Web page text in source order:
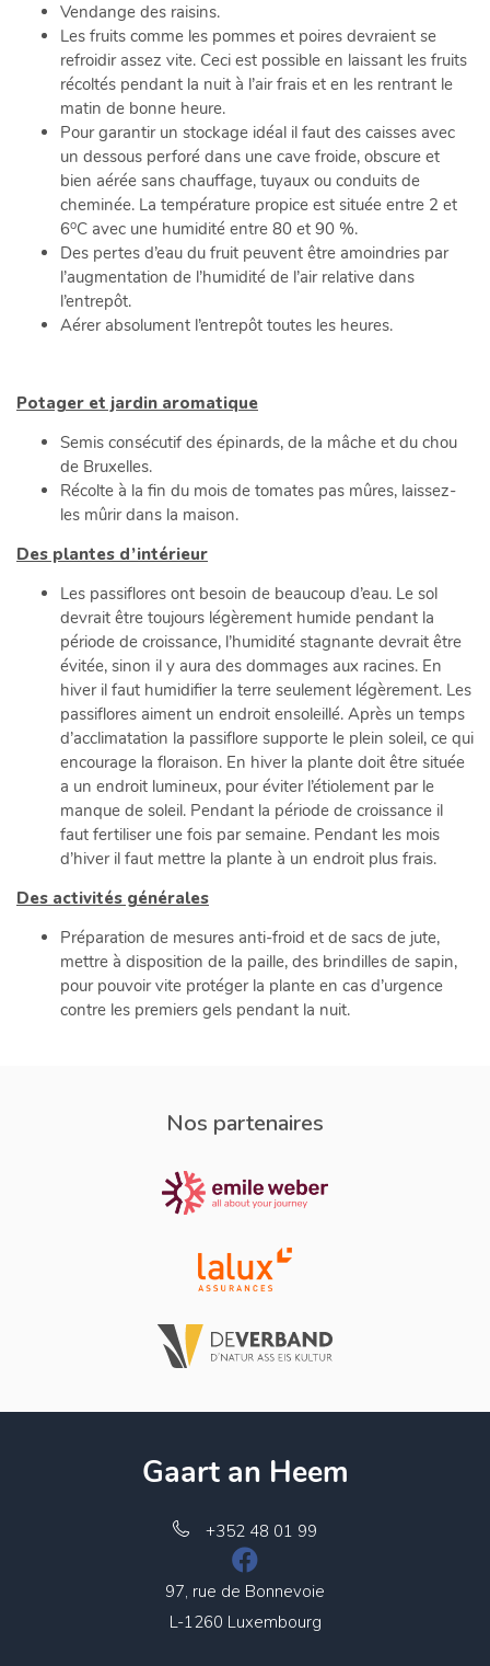
Vendange des raisins.
Les fruits comme les pommes et poires devraient se
refroidir assez vite. Ceci est possible en laissant les fruits
récoltés pendant la nuit à l’air frais et en les rentrant le
matin de bonne heure.
Pour garantir un stockage idéal il faut des caisses avec
un dessous perforé dans une cave froide, obscure et
bien aérée sans chauffage, tuyaux ou conduits de
cheminée. La température propice est située entre 2 et
6oC avec une humidité entre 80 et 90 %.
Des pertes d’eau du fruit peuvent être amoindries par
l’augmentation de l’humidité de l’air relative dans
l’entrepôt.
Aérer absolument l’entrepôt toutes les heures.
Potager et jardin aromatique
Semis consécutif des épinards, de la mâche et du chou
de Bruxelles.
Récolte à la fin du mois de tomates pas mûres, laissez-
les mûrir dans la maison.
Des plantes d’intérieur
Les passiflores ont besoin de beaucoup d’eau. Le sol
devrait être toujours légèrement humide pendant la
période de croissance, l’humidité stagnante devrait être
évitée, sinon il y aura des dommages aux racines. En
hiver il faut humidifier la terre seulement légèrement. Les
passiflores aiment un endroit ensoleillé. Après un temps
d’acclimatation la passiflore supporte le plein soleil, ce qui
encourage la floraison. En hiver la plante doit être située
a un endroit lumineux, pour éviter l’étiolement par le
manque de soleil. Pendant la période de croissance il
faut fertiliser une fois par semaine. Pendant les mois
d’hiver il faut mettre la plante à un endroit plus frais.
Des activités générales
Préparation de mesures anti-froid et de sacs de jute,
mettre à disposition de la paille, des brindilles de sapin,
pour pouvoir vite protéger la plante en cas d’urgence
contre les premiers gels pendant la nuit.
Nos partenaires
Gaart an Heem
+352 48 01 99
97, rue de Bonnevoie
L-1260 Luxembourg